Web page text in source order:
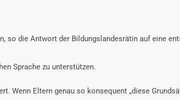
so die Antwort der Bildungslandesrätin auf eine
Sprache zu unterstützen.
Wenn Eltern genau so konsequent „diese